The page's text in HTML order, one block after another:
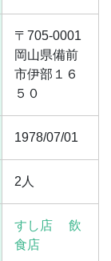
〒705-0001
岡山県備前
市伊部１６
５０
1978/07/01
2人
すし店
飲
食店